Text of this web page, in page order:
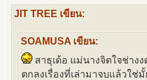
JIT TREE เขียน:
SOAMUSA เขียน:
สาธุเด้อ แม่นางจิตใจช่าง
ตกลงเรื่องที่เล่ามาจบแล้วใช่